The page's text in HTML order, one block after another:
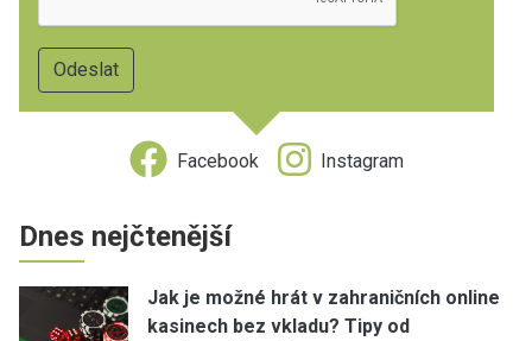
Facebook Instagram
Dnes nejčtenější
Jak je možné hrát v zahraničních online
kasinech bez vkladu? Tipy od